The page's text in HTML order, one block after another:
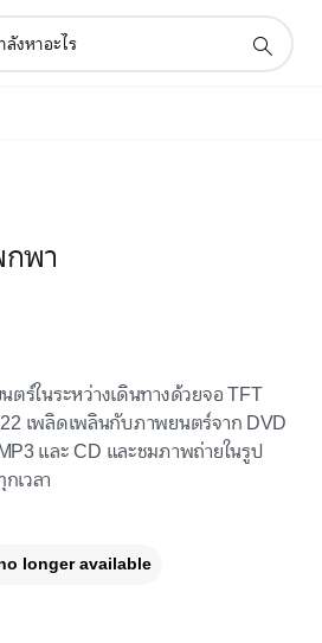
พา
ร์ในระหว่างเดินทางด้วยจอ TFT
เพลิดเพลินกับภาพยนตร์จาก DVD
และ CD และชมภาพถ่ายในรูป
เวลา
longer available